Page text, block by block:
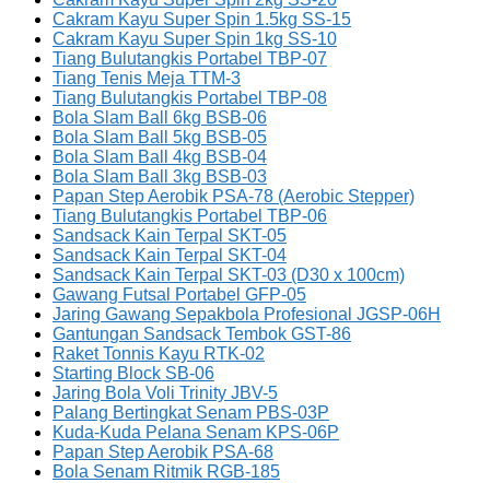
Cakram Kayu Super Spin 1.5kg SS-15
Cakram Kayu Super Spin 1kg SS-10
Tiang Bulutangkis Portabel TBP-07
Tiang Tenis Meja TTM-3
Tiang Bulutangkis Portabel TBP-08
Bola Slam Ball 6kg BSB-06
Bola Slam Ball 5kg BSB-05
Bola Slam Ball 4kg BSB-04
Bola Slam Ball 3kg BSB-03
Papan Step Aerobik PSA-78 (Aerobic Stepper)
Tiang Bulutangkis Portabel TBP-06
Sandsack Kain Terpal SKT-05
Sandsack Kain Terpal SKT-04
Sandsack Kain Terpal SKT-03 (D30 x 100cm)
Gawang Futsal Portabel GFP-05
Jaring Gawang Sepakbola Profesional JGSP-06H
Gantungan Sandsack Tembok GST-86
Raket Tonnis Kayu RTK-02
Starting Block SB-06
Jaring Bola Voli Trinity JBV-5
Palang Bertingkat Senam PBS-03P
Kuda-Kuda Pelana Senam KPS-06P
Papan Step Aerobik PSA-68
Bola Senam Ritmik RGB-185